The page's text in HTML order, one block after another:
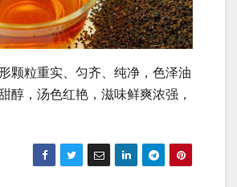
颗粒重实、匀齐、纯净，色泽油
醇，汤色红艳，滋味鲜爽浓强，